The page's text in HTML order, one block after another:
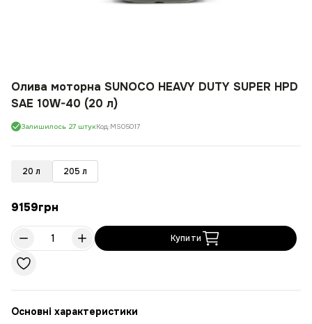
Олива моторна SUNOCO HEAVY DUTY SUPER HPD
SAE 10W-40 (20 л)
Залишилось 27 штукКод:MS05017
20 л 205 л
9159грн
Купити
Основні характеристики